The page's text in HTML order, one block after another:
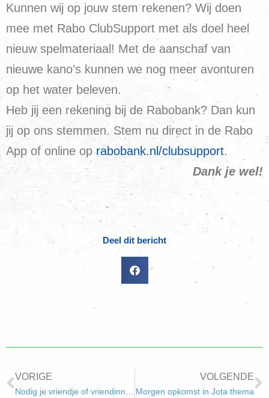
Kunnen wij op jouw stem rekenen? Wij doen
mee met Rabo ClubSupport met als doel heel
nieuw spelmateriaal! Met de aanschaf van
nieuwe kano’s kunnen we nog meer avonturen
op het water beleven.
Heb jij een rekening bij de Rabobank? Dan kun
jij op ons stemmen. Stem nu direct in de Rabo
App of online op rabobank.nl/clubsupport.
Dank je wel!
Deel dit bericht
VORIGE VOLGENDE
Morgen opkomst in Jota thema